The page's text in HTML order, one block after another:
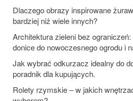
Dlaczego obrazy inspirowane
bardziej niż wiele innych?
Architektura zieleni bez
donice do nowoczesnego ogrodu i
Jak wybrać odkurzacz idealny do
poradnik dla kupujących.
Rolety rzymskie – w jakich